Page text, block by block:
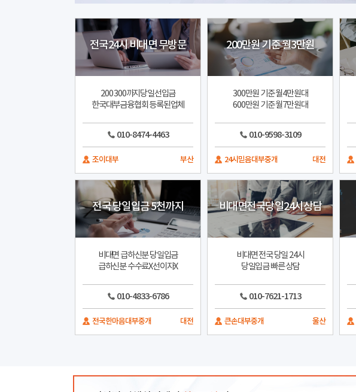
전국24시 비대면 무방문
200 300까지당일선입금
한국대부금융협회 등록된업체
010-8474-4463
조이대부 부산
200만원 기준 월3만원
300만원 기준 월4만원대
600만원 기준 월7만원대
010-9598-3109
24시믿음대부중개 대전
전국 당일입금 5천까지
비대면 급하신분 당일입금
급하신분 수수료X선이자X
010-4833-6786
전국한마음대부중개 대전
비대면전국당일24시상담
비대면 전국 당일 24시
당일입금 빠른 상담
010-7621-1713
큰손대부중개 울산